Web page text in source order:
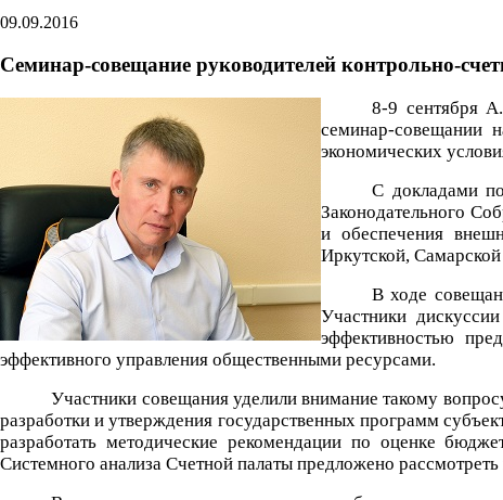
09.09.2016
Семинар-совещание руководителей контрольно-
8-9 сентября
семинар-совещании
экономических
С докладами
Законодательного
и обеспечения
Иркутской, Самарской
В ходе
Участники
эффективностью
эффективного управления общественными ресурсами.
Участники совещания уделили внимание такому
разработки и утверждения государственных программ
разработать методические рекомендации по оценке
Системного анализа Счетной палаты предложено